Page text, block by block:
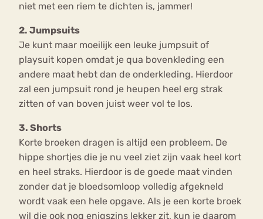
niet met een riem te dichten is, jammer!
2. Jumpsuits
Je kunt maar moeilijk een leuke jumpsuit of
playsuit kopen omdat je qua bovenkleding een
andere maat hebt dan de onderkleding. Hierdoor
zal een jumpsuit rond je heupen heel erg strak
zitten of van boven juist weer vol te los.
3. Shorts
Korte broeken dragen is altijd een probleem. De
hippe shortjes die je nu veel ziet zijn vaak heel kort
en heel straks. Hierdoor is de goede maat vinden
zonder dat je bloedsomloop volledig afgekneld
wordt vaak een hele opgave. Als je een korte broek
wil die ook nog enigszins lekker zit, kun je daarom